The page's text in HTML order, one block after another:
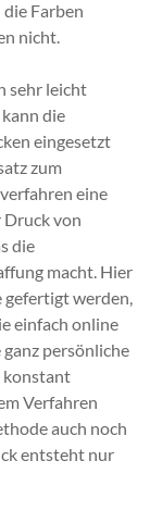
Farben
nicht.
sehr leicht
die
eingesetzt
zum
eine
Druck von
die
macht. Hier
gefertigt werden,
einfach online
persönliche
konstant
Verfahren
auch noch
entsteht nur